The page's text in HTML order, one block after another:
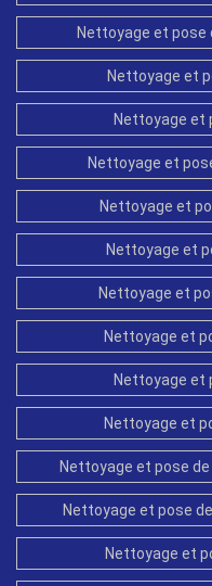
Nettoyage et pose
Nettoyage et
Nettoyage et
Nettoyage et
Nettoyage et
Nettoyage et
Nettoyage et
Nettoyage et
Nettoyage et
Nettoyage et
Nettoyage et pose
Nettoyage et pose
Nettoyage et